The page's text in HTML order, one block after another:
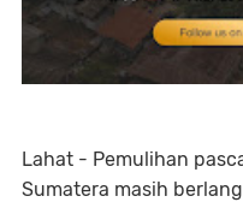
Lahat - Pemulihan
Sumatera masih